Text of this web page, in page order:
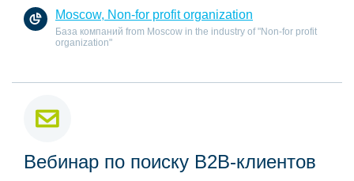
Moscow, Non-for profit organization
База компаний from Moscow in the industry of "Non-for profit
organization"
Вебинар по поиску B2B-клиентов